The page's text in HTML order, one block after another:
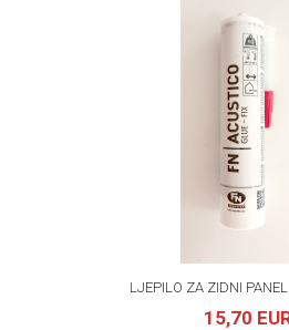
LJEPILO ZA ZIDNI
15,70